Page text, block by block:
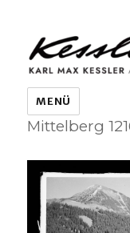
KARL MAX
MENÜ
Mittelberg